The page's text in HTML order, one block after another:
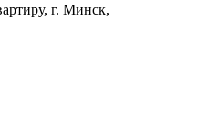
г. Минск,